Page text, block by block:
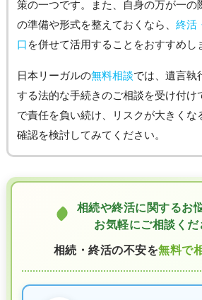
策の一つです。また、自身の万が一の
の準備や形式を整えておくなら、 終活
口 を併せて活用することをおすすめし
日本リーガルの無料相談では、遺言執
する法的な手続きのご相談を受け付け
で責任を負い続け、リスクが大きくな
確認を検討してみてください。
相続や終活に関するお
お気軽にご相談くだ
相続・終活の不安を無料で